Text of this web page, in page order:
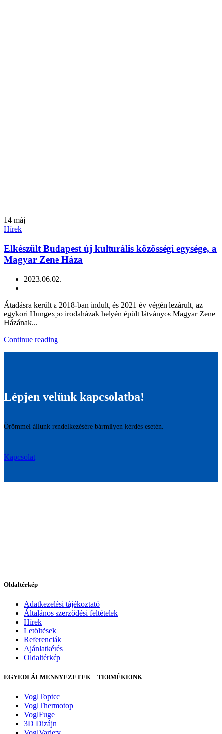
14 máj
Hírek
Elkészült Budapest új kulturális közösségi egysége, a
Magyar Zene Háza
2023.06.02.
Átadásra került a 2018-ban indult, és 2021 év végén lezárult, az
egykori Hungexpo irodaházak helyén épült látványos Magyar Zene
Házának...
Continue reading
Lépjen velünk kapcsolatba!
Örömmel állunk rendelkezésére bármilyen kérdés esetén.
Kapcsolat
Oldaltérkép
Adatkezelési tájékoztató
Általános szerződési feltételek
Hírek
Letöltések
Referenciák
Ajánlatkérés
Oldaltérkép
EGYEDI ÁLMENNYEZETEK – TERMÉKEINK
VoglToptec
VoglThermotop
VoglFuge
3D Dizájn